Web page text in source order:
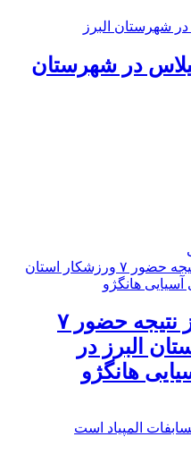
در شهرستان
۲ مدال برنز نتیجه حضور ۷
البرز در
هانگژو